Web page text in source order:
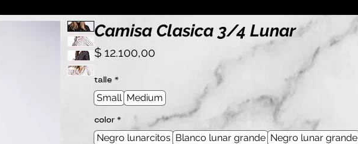
Camisa Clasica 3/4 Lunar
$ 12.100,00Precio
talle *
Small Medium
color *
Negro lunarcitos Blanco lunar grande Negro lunar grande